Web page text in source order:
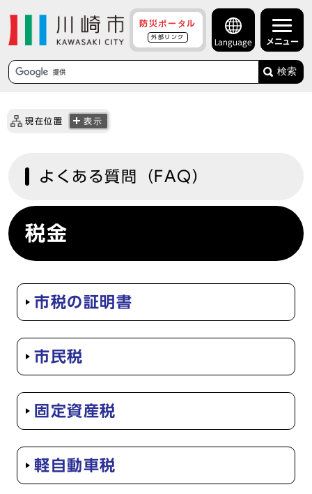
防災ポータル
外部リンク
Language メニュー
検索
現在位置 表示
よくある質問（FAQ）
税金
市税の証明書
市民税
固定資産税
軽自動車税